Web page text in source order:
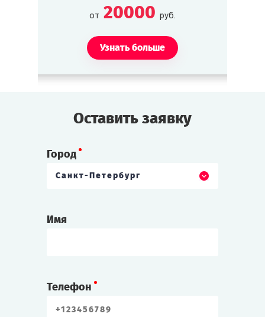
от 20000 руб.
Узнать больше
Оставить заявку
Город
Санкт-Петербург
Имя
Телефон